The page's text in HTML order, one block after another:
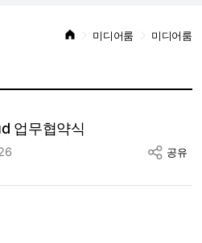
미디어룸 미디어룸
업무협약식
공유